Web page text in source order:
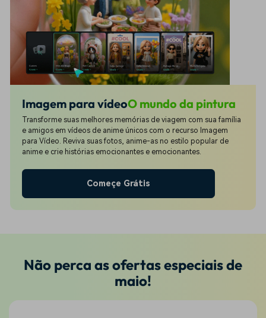
Imagem para vídeoO mundo da pintura
Transforme suas melhores memórias de viagem com sua família
e amigos em vídeos de anime únicos com o recurso Imagem
para Vídeo. Reviva suas fotos, anime-as no estilo popular de
anime e crie histórias emocionantes e emocionantes.
Começe Grátis
Não perca as ofertas especiais de
maio!